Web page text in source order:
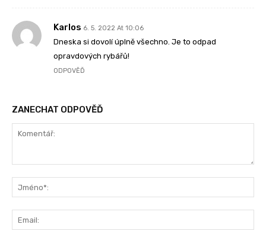
Karlos 6. 5. 2022 At 10:06
Dneska si dovolí úplně všechno. Je to odpad
opravdových rybářů!
ODPOVĚĎ
ZANECHAT ODPOVĚĎ